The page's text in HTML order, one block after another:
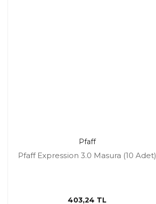
Pfaff
Pfaff Expression 3.0 Masura (10 Adet)
403,24 TL